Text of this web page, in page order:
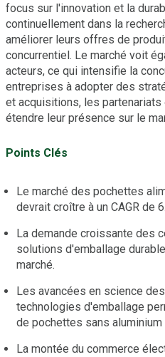
focus sur l'innovation et la
continuellement dans la
améliorer leurs offres de
concurrentiel. Le marché voit
acteurs, ce qui intensifie la
entreprises à adopter des
et acquisitions, les
étendre leur présence sur le
Points Clés
Le marché des pochettes
devrait croître à un CAGR de
La demande croissante des
solutions d'emballage
marché.
Les avancées en science
technologies d'emballage
de pochettes sans aluminium
La montée du commerce